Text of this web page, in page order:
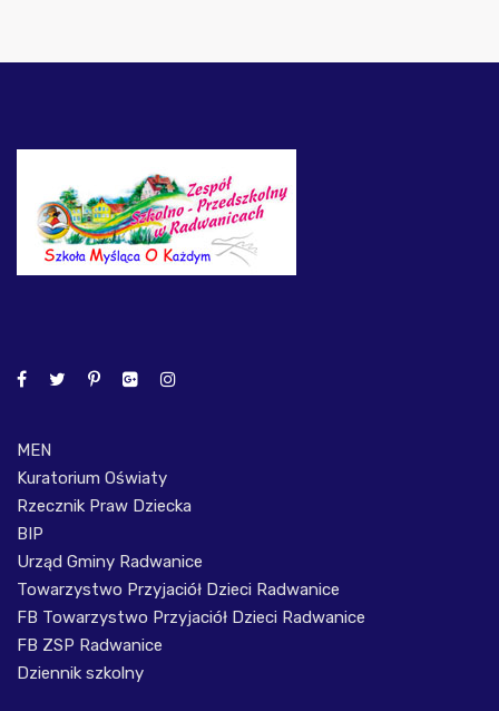
MEN
Kuratorium Oświaty
Rzecznik Praw Dziecka
BIP
Urząd Gminy Radwanice
Towarzystwo Przyjaciół Dzieci Radwanice
FB Towarzystwo Przyjaciół Dzieci Radwanice
FB ZSP Radwanice
Dziennik szkolny